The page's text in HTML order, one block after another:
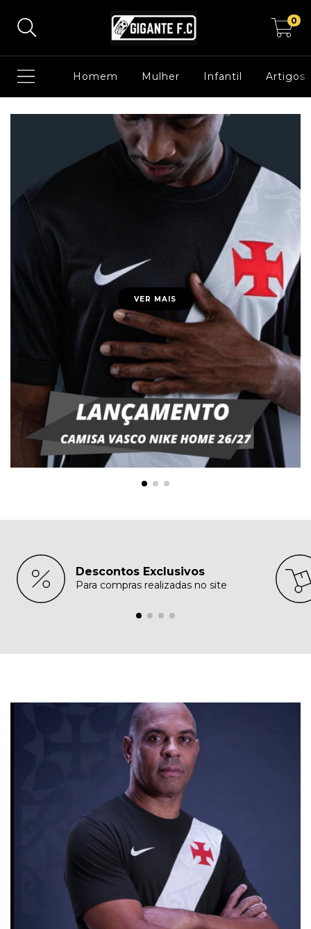
0
Homem Mulher Infantil Artigos
VER MAIS
Descontos Exclusivos
Para compras realizadas no site